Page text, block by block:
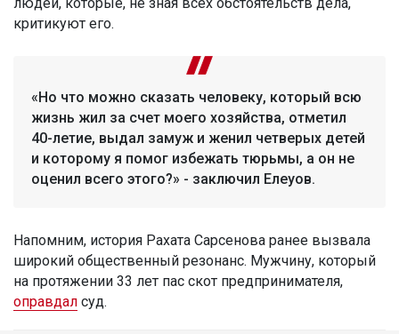
критикуют его.
«Но что можно сказать человеку, который всю
жизнь жил за счет моего хозяйства, отметил
40-летие, выдал замуж и женил четверых детей
и которому я помог избежать тюрьмы, а он не
оценил всего этого?» - заключил Елеуов.
Напомним, история Рахата Сарсенова ранее вызвала
широкий общественный резонанс. Мужчину, который
на протяжении 33 лет пас скот предпринимателя,
оправдал суд.